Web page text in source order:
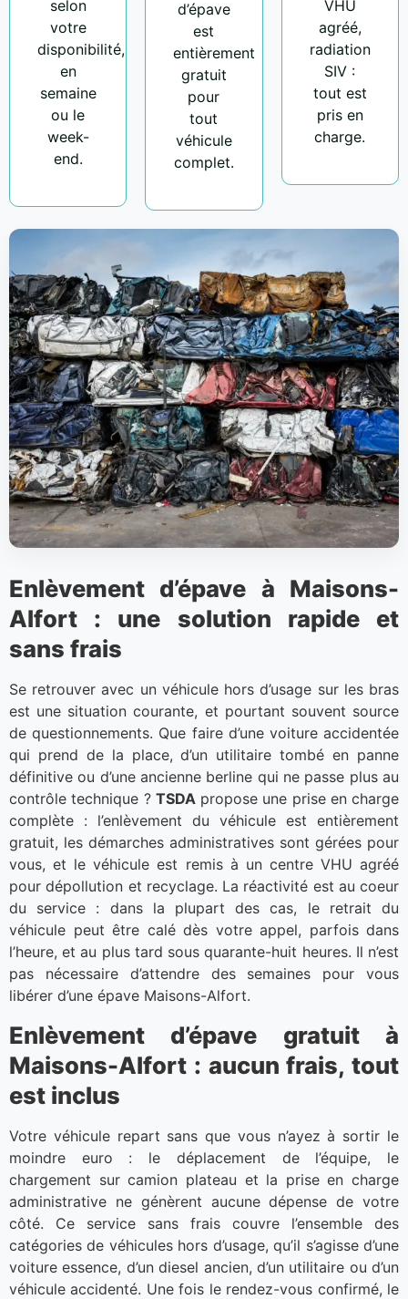
selon
votre
disponibilité,
en
semaine
ou le
week-
end.
d’épave
est
entièrement
gratuit
pour
tout
véhicule
complet.
VHU
agréé,
radiation
SIV :
tout est
pris en
charge.
Enlèvement d’épave à Maisons-
Alfort : une solution rapide et
sans frais
Se retrouver avec un véhicule hors d’usage sur les bras
est une situation courante, et pourtant souvent source
de questionnements. Que faire d’une voiture accidentée
qui prend de la place, d’un utilitaire tombé en panne
définitive ou d’une ancienne berline qui ne passe plus au
contrôle technique ? TSDApropose une prise en charge
complète : l’enlèvement du véhicule est entièrement
gratuit, les démarches administratives sont gérées pour
vous, et le véhicule est remis à un centre VHU agréé
pour dépollution et recyclage. La réactivité est au coeur
du service : dans la plupart des cas, le retrait du
véhicule peut être calé dès votre appel, parfois dans
l’heure, et au plus tard sous quarante-huit heures. Il n’est
pas nécessaire d’attendre des semaines pour vous
libérer d’une épave Maisons-Alfort.
Enlèvement d’épave gratuit à
Maisons-Alfort : aucun frais, tout
est inclus
Votre véhicule repart sans que vous n’ayez à sortir le
moindre euro : le déplacement de l’équipe, le
chargement sur camion plateau et la prise en charge
administrative ne génèrent aucune dépense de votre
côté. Ce service sans frais couvre l’ensemble des
catégories de véhicules hors d’usage, qu’il s’agisse d’une
voiture essence, d’un diesel ancien, d’un utilitaire ou d’un
véhicule accidenté. Une fois le rendez-vous confirmé, le